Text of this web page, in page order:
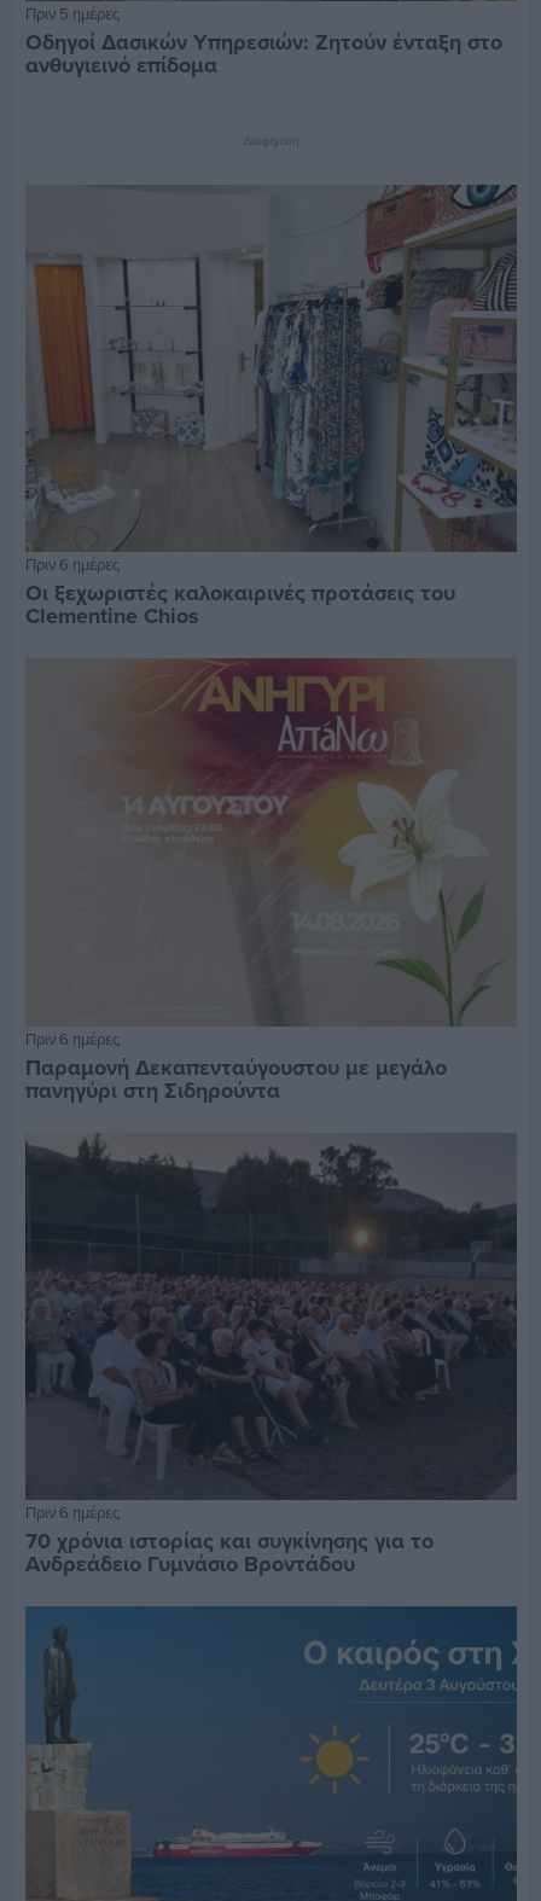
Πριν 5 ημέρες
Οδηγοί Δασικών Υπηρεσιών: Ζητούν ένταξη στο
ανθυγιεινό επίδομα
Διαφήμιση
Πριν 6 ημέρες
Οι ξεχωριστές καλοκαιρινές προτάσεις του
Clementine Chios
Πριν 6 ημέρες
Παραμονή Δεκαπενταύγουστου με μεγάλο
πανηγύρι στη Σιδηρούντα
Πριν 6 ημέρες
70 χρόνια ιστορίας και συγκίνησης για το
Ανδρεάδειο Γυμνάσιο Βροντάδου